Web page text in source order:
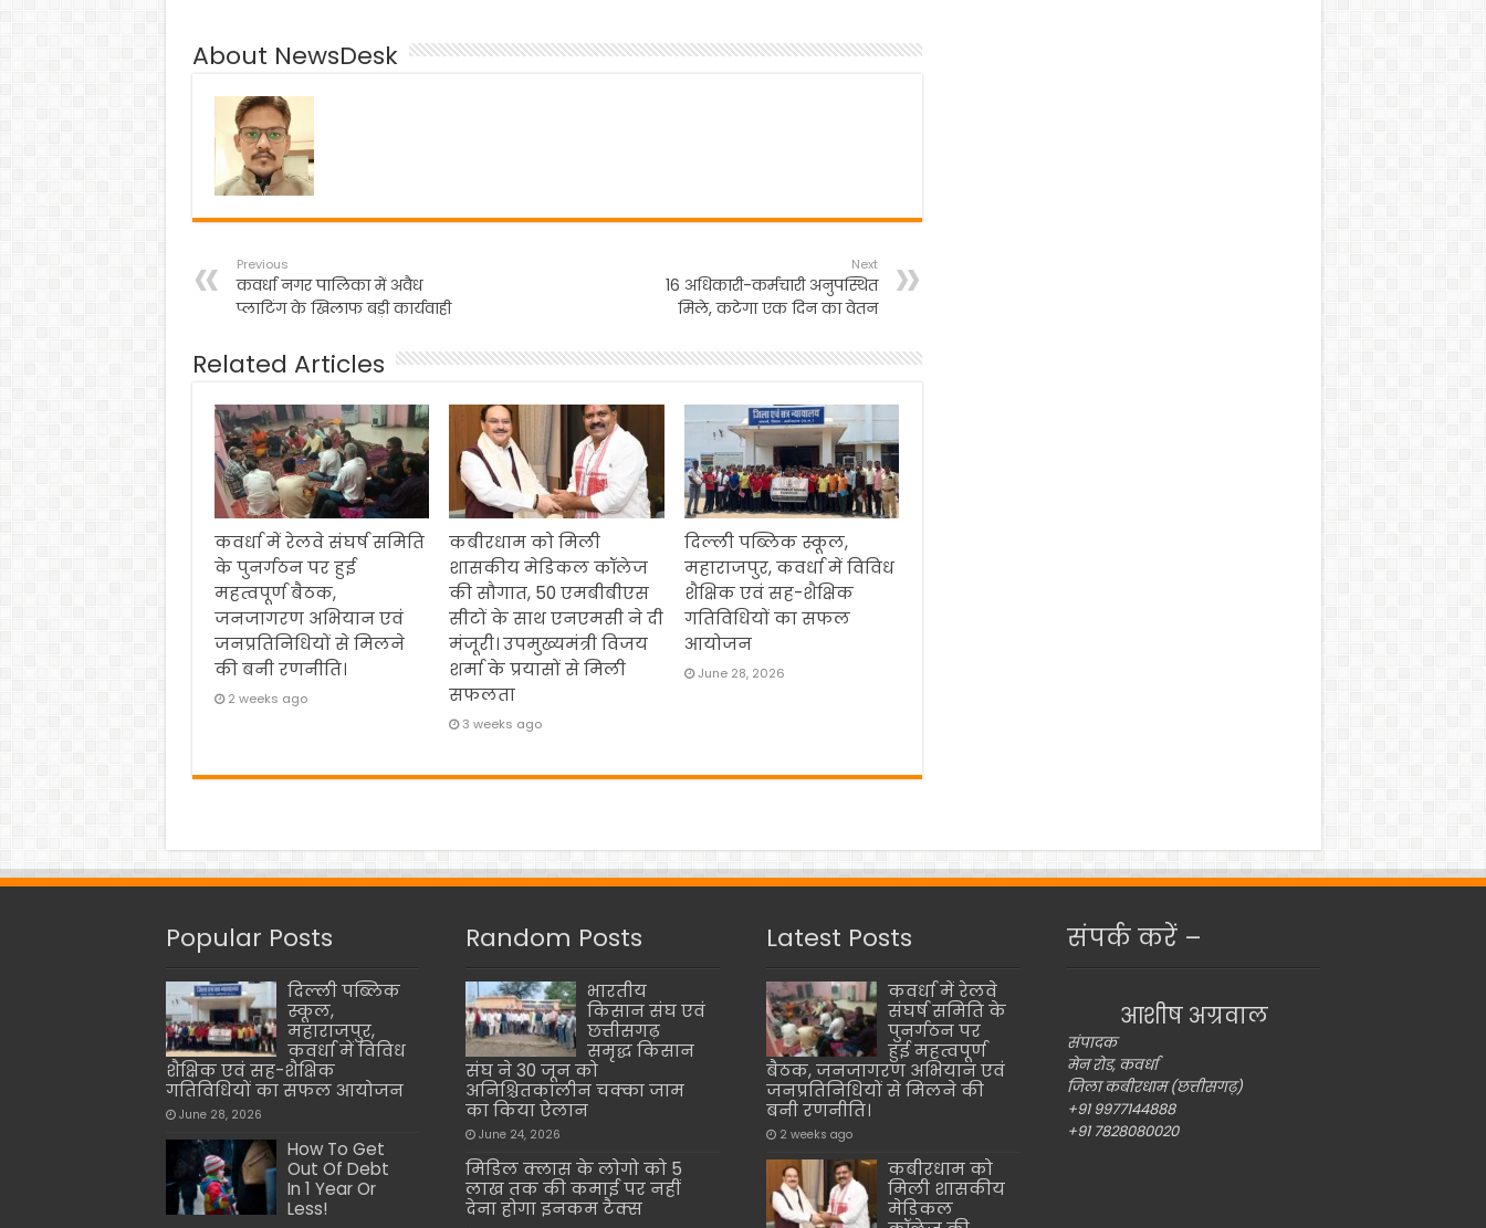
b
o
o
k
A a
About NewsDesk
Previous
कवर्धा नगर पालिका में अवैध
प्लाटिंग के खिलाफ बड़ी कार्यवाही
Next
16 अधिकारी-कर्मचारी अनुपस्थित
मिले, कटेगा एक दिन का वेतन
Related Articles
कवर्धा में रेलवे संघर्ष समिति
के पुनर्गठन पर हुई
महत्वपूर्ण बैठक,
जनजागरण अभियान एवं
जनप्रतिनिधियों से मिलने
की बनी रणनीति।
2 weeks ago
कबीरधाम को मिली
शासकीय मेडिकल कॉलेज
की सौगात, 50 एमबीबीएस
सीटों के साथ एनएमसी ने दी
मंजूरी। उपमुख्यमंत्री विजय
शर्मा के प्रयासों से मिली
सफलता
3 weeks ago
दिल्ली पब्लिक स्कूल,
महाराजपुर, कवर्धा में विविध
शैक्षिक एवं सह-शैक्षिक
गतिविधियों का सफल
आयोजन
June 28, 2026
Popular Posts
दिल्ली पब्लिक
स्कूल,
महाराजपुर,
कवर्धा में विविध
शैक्षिक एवं सह-शैक्षिक
गतिविधियों का सफल आयोजन
June 28, 2026
How To Get
Out Of Debt
In 1 Year Or
Less!
Random Posts
भारतीय
किसान संघ एवं
छत्तीसगढ़
समृद्ध किसान
संघ ने 30 जून को
अनिश्चितकालीन चक्का जाम
का किया ऐलान
June 24, 2026
मिडिल क्लास के लोगो को 5
लाख तक की कमाई पर नहीं
देना होगा इनकम टैक्स
Latest Posts
कवर्धा में रेलवे
संघर्ष समिति के
पुनर्गठन पर
हुई महत्वपूर्ण
बैठक, जनजागरण अभियान एवं
जनप्रतिनिधियों से मिलने की
बनी रणनीति।
2 weeks ago
कबीरधाम को
मिली शासकीय
मेडिकल
संपर्क करें –
आशीष अग्रवाल
संपादक
मेन रोड, कवर्धा
जिला कबीरधाम (छत्तीसगढ़)
+91 9977144888
+91 7828080020